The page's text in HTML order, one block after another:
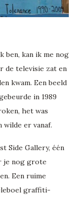
ben, kan ik me nog
de televisie zat en
kwam. Een beeld
in 1989
het was
wilde er vanaf.
Side Gallery, één
je nog grote
Een ruime
graffiti-